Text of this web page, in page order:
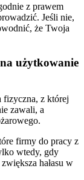
z prawem
Jeśli nie,
że Twoja
użytkowanie
fizyczna, z której
zawali, a
firmy do pracy z
wtedy, gdy
hałasu w